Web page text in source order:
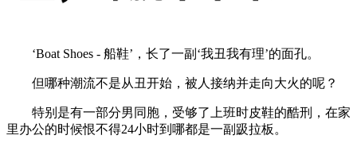
‘Boat Shoes - 船鞋’，长了一副‘我丑我有理’的面孔。
但哪种潮流不是从丑开始，被人接纳并走向大火的呢？
特别是有一部分男同胞，受够了上班时皮鞋的酷刑，在家
里办公的时候恨不得24小时到哪都是一副趿拉板。